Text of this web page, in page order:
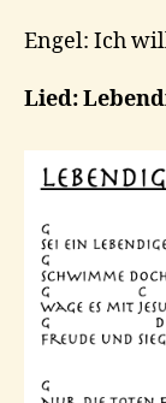
Engel: Ich
Lied: